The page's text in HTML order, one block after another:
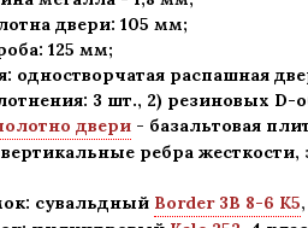
двери: 105 мм;
125 мм;
: одностворчатая распашная
3 шт., 2) резиновых D-
двери - базальтовая
ребра
сувальдный Border 3В 8-6 К5,